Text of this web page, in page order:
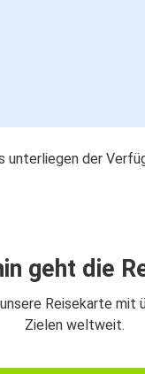
unterliegen der
geht die
Reisekarte mit
Zielen weltweit.